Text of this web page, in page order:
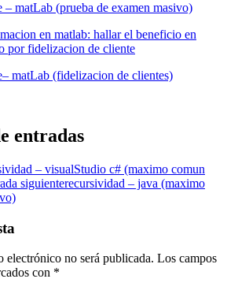
– matLab (prueba de examen masivo)
matLab (fidelizacion de clientes)
entradas
– visualStudio c# (maximo comun
siguienterecursividad – java (maximo
electrónico no será publicada. Los campos
con *